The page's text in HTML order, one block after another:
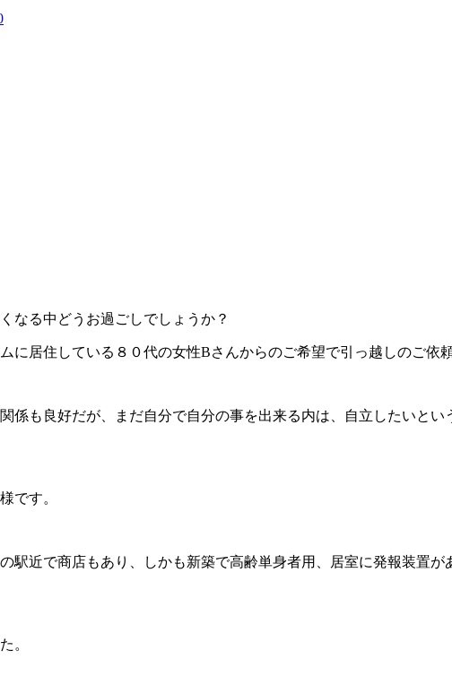
なる中どうお過ごしでしょうか？
に居住している８０代の女性Bさんからのご希望で引っ越しのご依
係も良好だが、まだ自分で自分の事を出来る内は、自立したいと
です。
駅近で商店もあり、しかも新築で高齢単身者用、居室に発報装置
。